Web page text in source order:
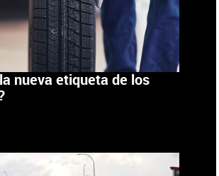
nueva etiqueta de los